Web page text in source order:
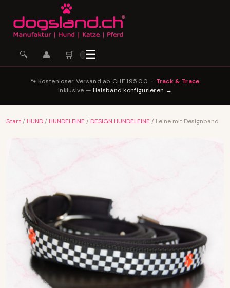
🔍 👤 🛒 ☰
🐾 Kostenloser Versand ab CHF 195.00 · Track & Trace
inklusive — Halsband konfigurieren →
Start / HUND / HUNDELEINE / DESIGN HUNDELEINE / Leine mit Designband